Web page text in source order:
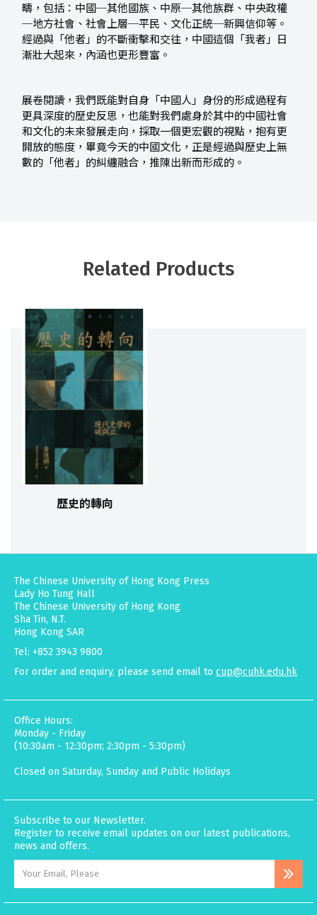
疇，包括：中國─其他國族、中原─其他族群、中央政權
─地方社會、社會上層─平民、文化正統─新興信仰等。
經過與「他者」的不斷衝擊和交往，中國這個「我者」日
漸壯大起來，內涵也更形豐富。
展卷閱讀，我們既能對自身「中國人」身份的形成過程有
更具深度的歷史反思，也能對我們處身於其中的中國社會
和文化的未來發展走向，採取一個更宏觀的視點，抱有更
開放的態度，畢竟今天的中國文化，正是經過與歷史上無
數的「他者」的糾纏融合，推陳出新而形成的。
Related Products
歷史的轉向
The Chinese University of Hong Kong Press
Lady Ho Tung Hall
The Chinese University of Hong Kong
Sha Tin, N.T.
Hong Kong SAR
Tel: +852 3943 9800
For order and enquiry, please send email to cup@cuhk.edu.hk
Office Hours:
Monday - Friday
(10:30am - 12:30pm; 2:30pm - 5:30pm)
Closed on Saturday, Sunday and Public Holidays
Subscribe to our Newsletter.
Register to receive email updates on our latest publications,
news and offers.